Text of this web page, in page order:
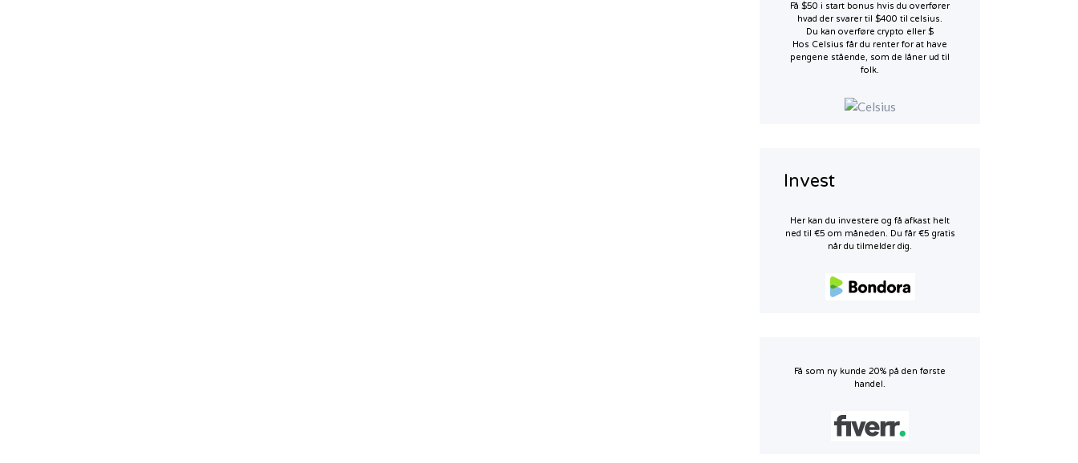
Få $50 i start bonus hvis du overfører
hvad der svarer til $400 til celsius.
Du kan overføre crypto eller $
Hos Celsius får du renter for at have
pengene stående, som de låner ud til
folk.
Invest
Her kan du investere og få afkast helt
ned til €5 om måneden. Du får €5 gratis
når du tilmelder dig.
Få som ny kunde 20% på den første
handel.